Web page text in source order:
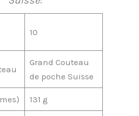
10
Grand Couteau
de poche Suisse
131 g